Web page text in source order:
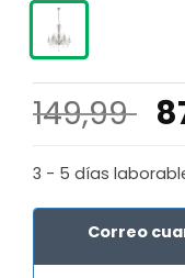
149,99 El
3 - 5 días
Correo